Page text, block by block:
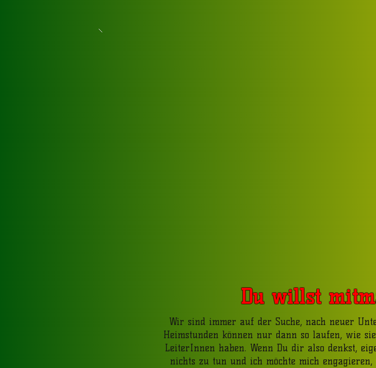
Du willst
Wir sind immer auf der Suche, nach neuer
Heimstunden können nur dann so laufen, wie
LeiterInnen haben. Wenn Du dir also denkst,
nichts zu tun und ich möchte mich